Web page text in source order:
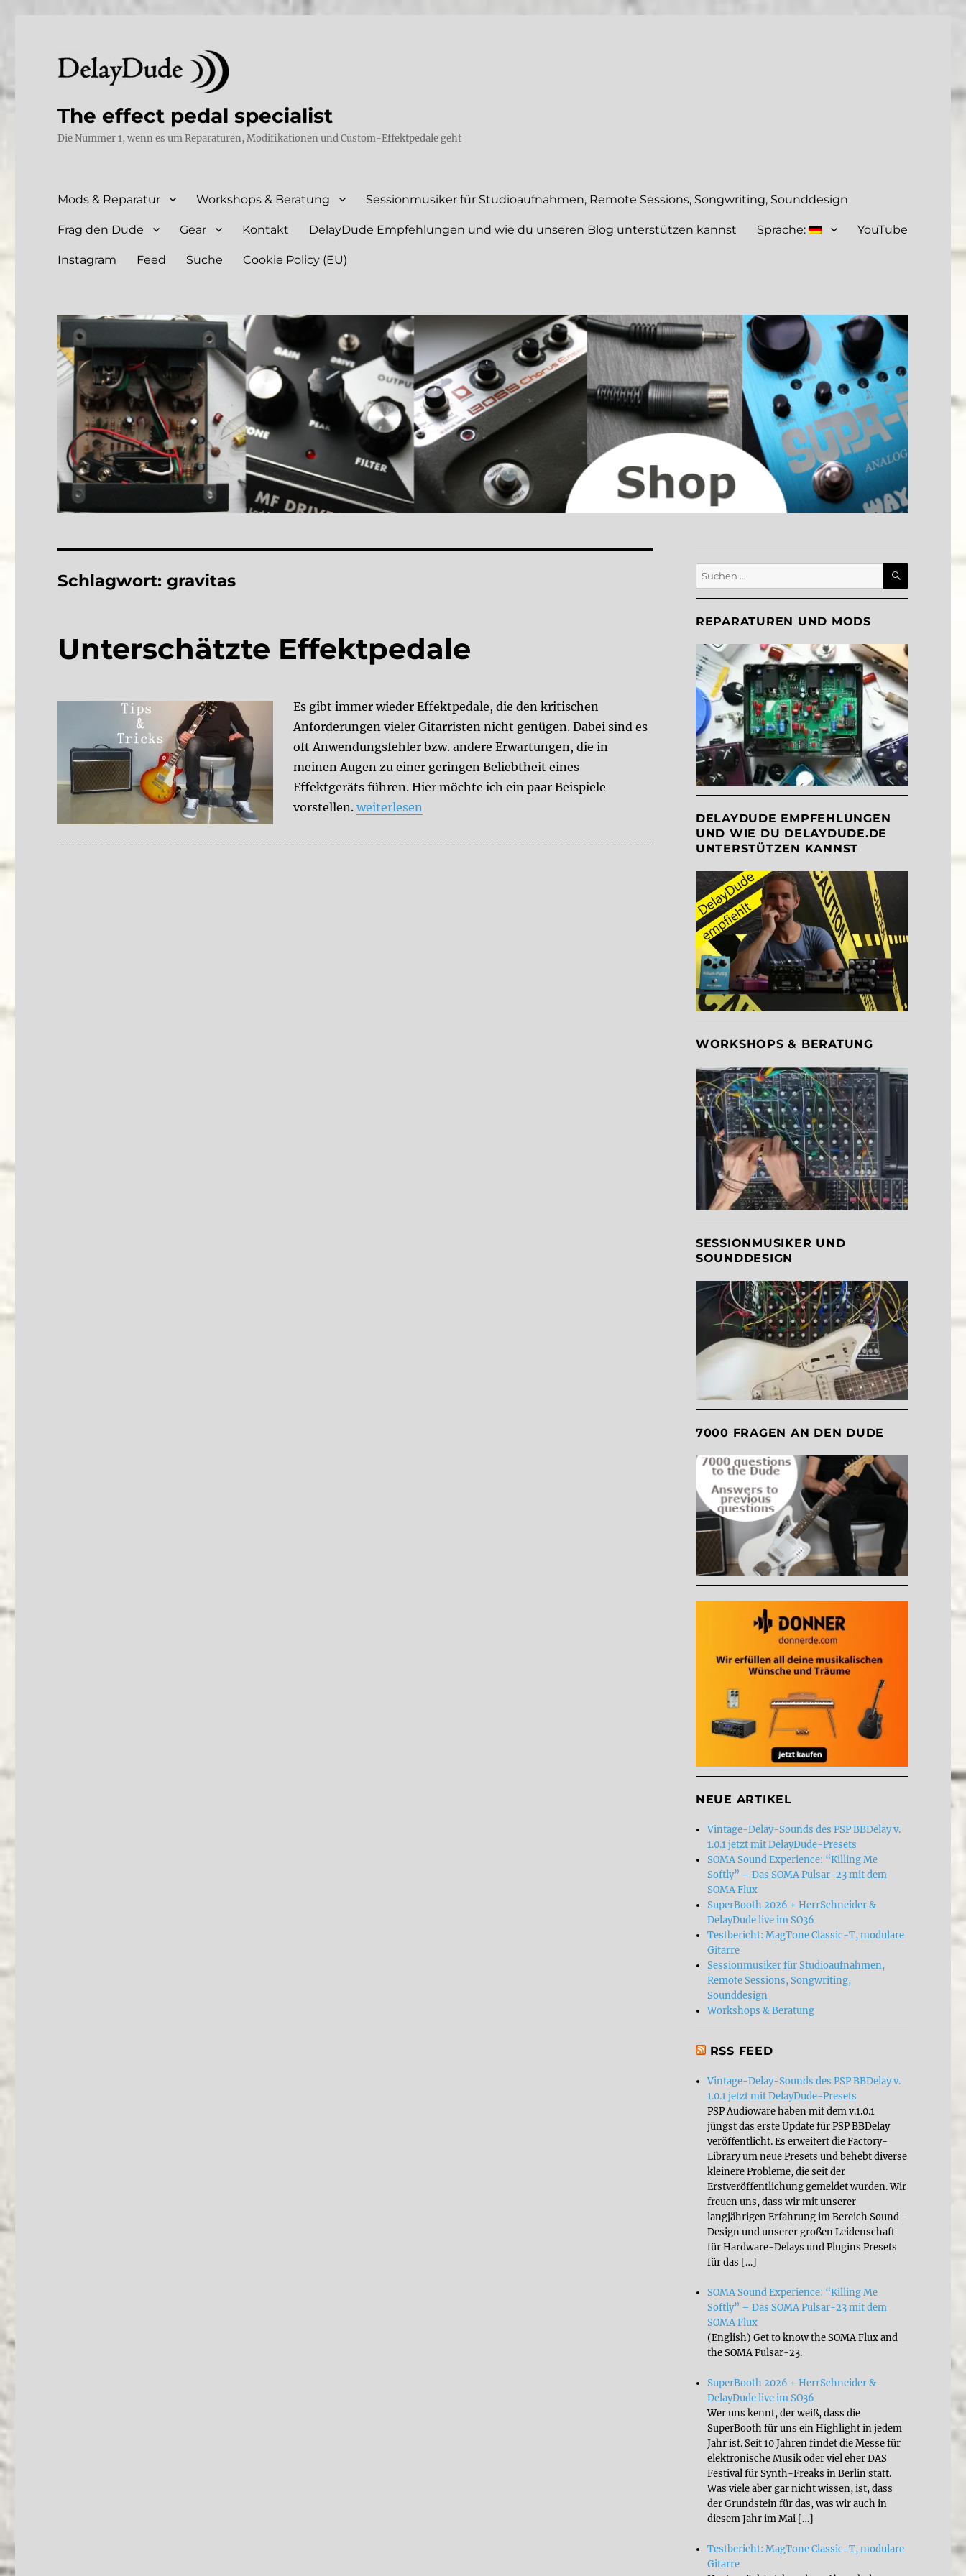
The effect pedal specialist
Die Nummer 1, wenn es um Reparaturen, Modifikationen und Custom-Effektpedale geht
Mods & Reparatur Workshops & Beratung Sessionmusiker für Studioaufnahmen, Remote Sessions, Songwriting, Sounddesign
Frag den Dude Gear Kontakt DelayDude Empfehlungen und wie du unseren Blog unterstützen kannst Sprache: YouTube
Instagram Feed Suche Cookie Policy (EU)
Schlagwort:gravitas
Unterschätzte Effektpedale
Es gibt immer wieder Effektpedale, die den kritischen
Anforderungen vieler Gitarristen nicht genügen. Dabei sind es
oft Anwendungsfehler bzw. andere Erwartungen, die in
meinen Augen zu einer geringen Beliebtheit eines
Effektgeräts führen. Hier möchte ich ein paar Beispiele
vorstellen.„Unterschätzte Effektpedale“
weiterlesen
Suche
nach:
SUCHEN
REPARATUREN UND MODS
DELAYDUDE EMPFEHLUNGEN
UND WIE DU DELAYDUDE.DE
UNTERSTÜTZEN KANNST
WORKSHOPS & BERATUNG
SESSIONMUSIKER UND
SOUNDDESIGN
7000 FRAGEN AN DEN DUDE
NEUE ARTIKEL
Vintage-Delay-Sounds des PSP BBDelay v.
1.0.1 jetzt mit DelayDude-Presets
SOMA Sound Experience: “Killing Me
Softly” – Das SOMA Pulsar-23 mit dem
SOMA Flux
SuperBooth 2026 + HerrSchneider &
DelayDude live im SO36
Testbericht: MagTone Classic-T, modulare
Gitarre
Sessionmusiker für Studioaufnahmen,
Remote Sessions, Songwriting,
Sounddesign
Workshops & Beratung
RSS FEED
Vintage-Delay-Sounds des PSP BBDelay v.
1.0.1 jetzt mit DelayDude-Presets
PSP Audioware haben mit dem v.1.0.1
jüngst das erste Update für PSP BBDelay
veröffentlicht. Es erweitert die Factory-
Library um neue Presets und behebt diverse
kleinere Probleme, die seit der
Erstveröffentlichung gemeldet wurden. Wir
freuen uns, dass wir mit unserer
langjährigen Erfahrung im Bereich Sound-
Design und unserer großen Leidenschaft
für Hardware-Delays und Plugins Presets
für das […]
SOMA Sound Experience: “Killing Me
Softly” – Das SOMA Pulsar-23 mit dem
SOMA Flux
(English) Get to know the SOMA Flux and
the SOMA Pulsar-23.
SuperBooth 2026 + HerrSchneider &
DelayDude live im SO36
Wer uns kennt, der weiß, dass die
SuperBooth für uns ein Highlight in jedem
Jahr ist. Seit 10 Jahren findet die Messe für
elektronische Musik oder viel eher DAS
Festival für Synth-Freaks in Berlin statt.
Was viele aber gar nicht wissen, ist, dass
der Grundstein für das, was wir auch in
diesem Jahr im Mai […]
Testbericht: MagTone Classic-T, modulare
Gitarre